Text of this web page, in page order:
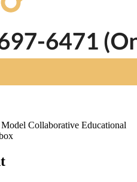
Collaborative Educational